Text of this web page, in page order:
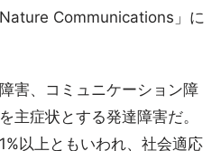
Communications」に
害、コミュニケーション障
主症状とする発達障害だ。
以上ともいわれ、社会適応